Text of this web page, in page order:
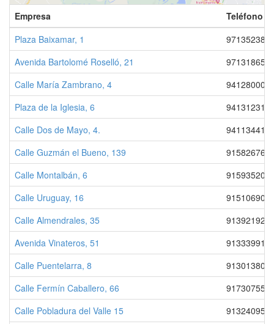
Empresa
Teléfono 1
Plaza Baixamar, 1
971352387
Avenida Bartolomé Roselló, 21
971318650
Calle María Zambrano, 4
941280000
Plaza de la Iglesia, 6
941312312
Calle Dos de Mayo, 4.
941134412
Calle Guzmán el Bueno, 139
915826767
Calle Montalbán, 6
915935200
Calle Uruguay, 16
915106900
Calle Almendrales, 35
913921920
Avenida Vinateros, 51
913339910
Calle Puentelarra, 8
913013800
Calle Fermín Caballero, 66
917307555
Calle Pobladura del Valle 15
913240956